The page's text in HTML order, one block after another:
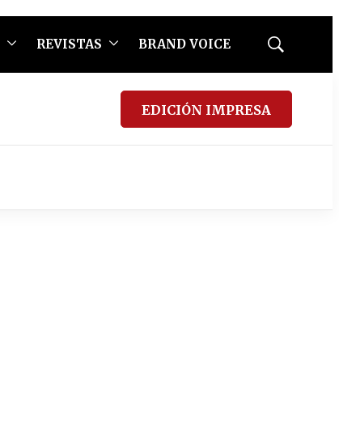
REVISTAS BRAND VOICE
Mostrar
EDICIÓN IMPRESA